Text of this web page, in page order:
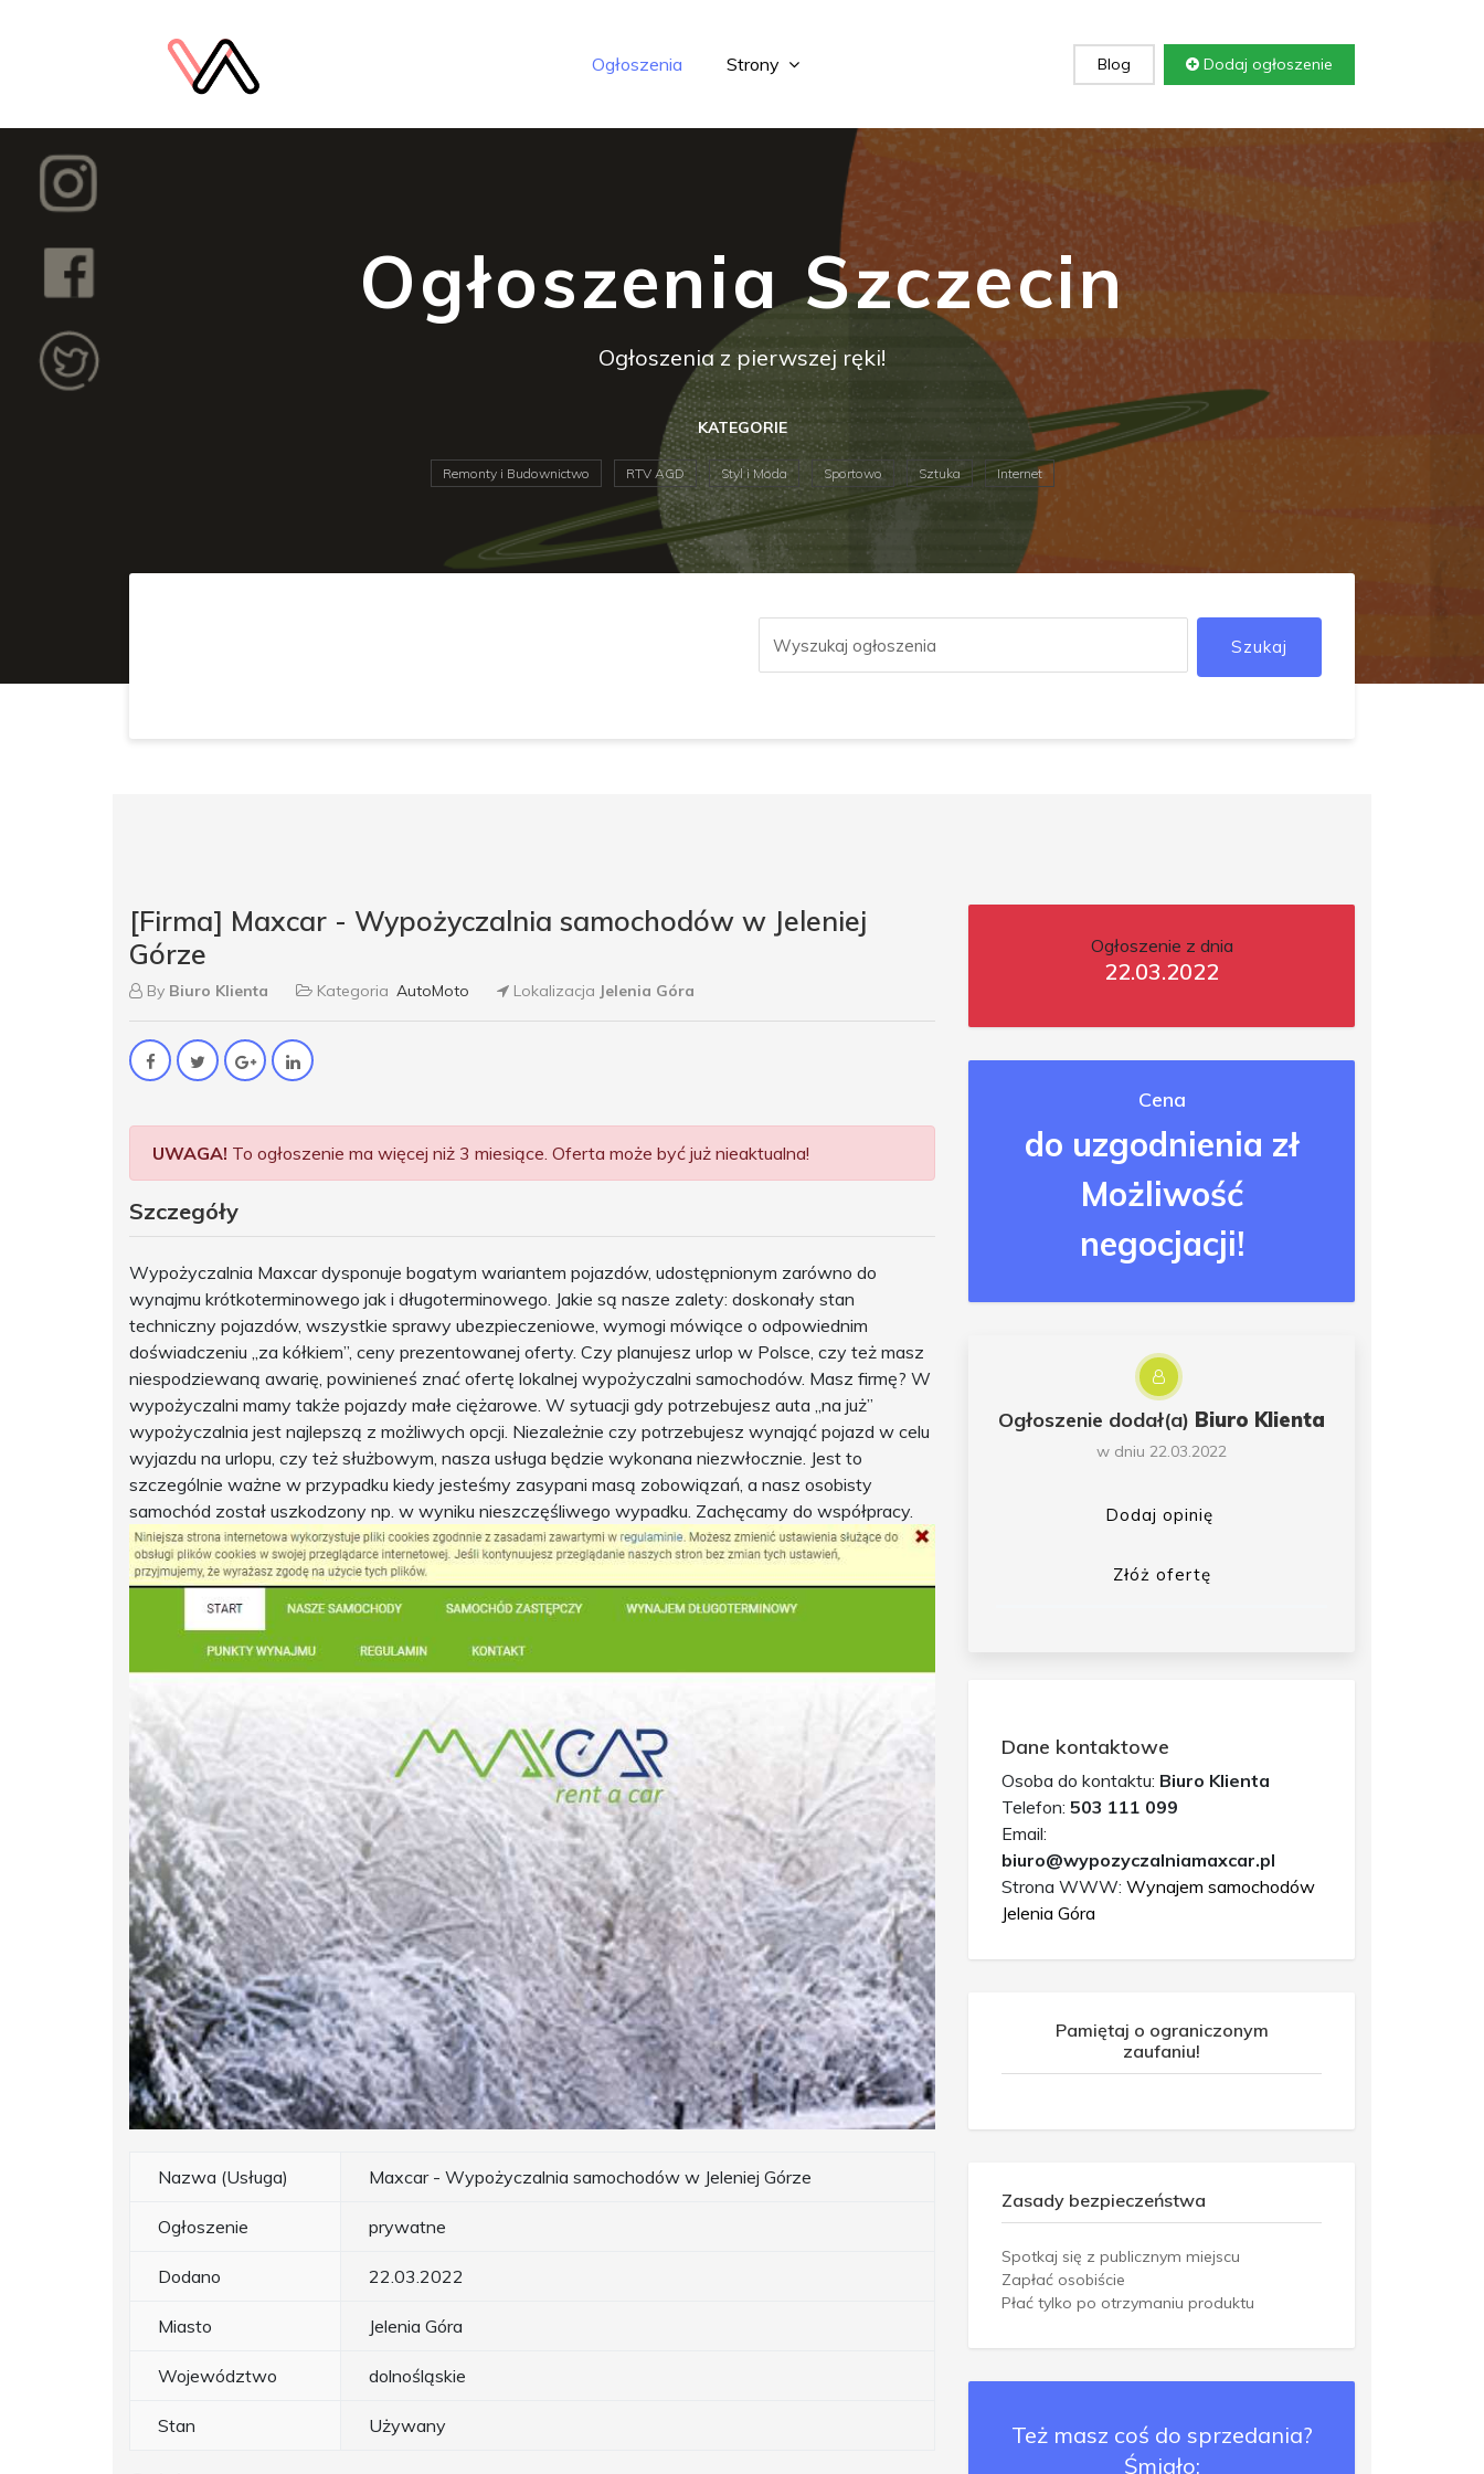
Ogłoszenia Strony Blog Dodaj ogłoszenie
Ogłoszenia Szczecin
Ogłoszenia z pierwszej ręki!
KATEGORIE
Remonty i Budownictwo RTV AGD Styl i Moda Sportowo Sztuka Internet
Szukaj
[Firma] Maxcar - Wypożyczalnia samochodów w Jeleniej
Górze
By Biuro Klienta Kategoria AutoMoto Lokalizacja Jelenia Góra
UWAGA! To ogłoszenie ma więcej niż 3 miesiące. Oferta może być już nieaktualna!
Szczegóły
Wypożyczalnia Maxcar dysponuje bogatym wariantem pojazdów, udostępnionym zarówno do
wynajmu krótkoterminowego jak i długoterminowego. Jakie są nasze zalety: doskonały stan
techniczny pojazdów, wszystkie sprawy ubezpieczeniowe, wymogi mówiące o odpowiednim
doświadczeniu „za kółkiem”, ceny prezentowanej oferty. Czy planujesz urlop w Polsce, czy też masz
niespodziewaną awarię, powinieneś znać ofertę lokalnej wypożyczalni samochodów. Masz firmę? W
wypożyczalni mamy także pojazdy małe ciężarowe. W sytuacji gdy potrzebujesz auta „na już”
wypożyczalnia jest najlepszą z możliwych opcji. Niezależnie czy potrzebujesz wynająć pojazd w celu
wyjazdu na urlopu, czy też służbowym, nasza usługa będzie wykonana niezwłocznie. Jest to
szczególnie ważne w przypadku kiedy jesteśmy zasypani masą zobowiązań, a nasz osobisty
samochód został uszkodzony np. w wyniku nieszczęśliwego wypadku. Zachęcamy do współpracy.
Nazwa (Usługa) Maxcar - Wypożyczalnia samochodów w Jeleniej Górze
Ogłoszenie prywatne
Dodano 22.03.2022
Miasto Jelenia Góra
Województwo dolnośląskie
Stan Używany
Ogłoszenie z dnia
22.03.2022
Cena
do uzgodnienia zł
Możliwość
negocjacji!
Ogłoszenie dodał(a) Biuro Klienta
w dniu 22.03.2022
Dodaj opinię
Złóż ofertę
Dane kontaktowe
Osoba do kontaktu: Biuro Klienta
Telefon: 503 111 099
Email:
biuro@wypozyczalniamaxcar.pl
Strona WWW: Wynajem samochodów
Jelenia Góra
Pamiętaj o ograniczonym
zaufaniu!
Zasady bezpieczeństwa
Spotkaj się z publicznym miejscu
Zapłać osobiście
Płać tylko po otrzymaniu produktu
Też masz coś do sprzedania?
Śmiało: